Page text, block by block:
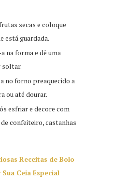
secas e coloque
está guardada.
na forma e dê uma
soltar.
no forno preaquecido a
ou até dourar.
esfriar e decore com
confeiteiro, castanhas
Receitas de Bolo
Ceia Especial